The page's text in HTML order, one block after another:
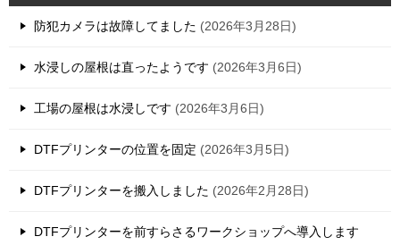
防犯カメラは故障してました 2026年3月28日
水浸しの屋根は直ったようです 2026年3月6日
工場の屋根は水浸しです 2026年3月6日
DTFプリンターの位置を固定 2026年3月5日
DTFプリンターを搬入しました 2026年2月28日
DTFプリンターを前すらさるワークショップへ導入します